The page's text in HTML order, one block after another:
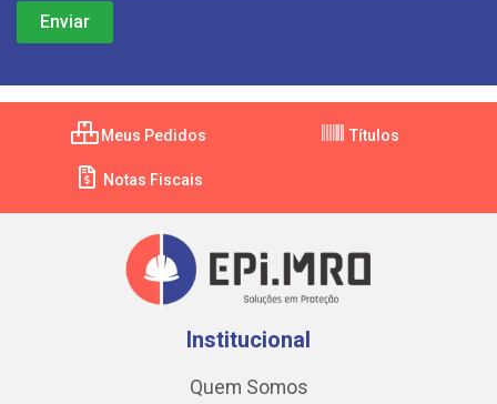
Meus Pedidos Títulos
Notas Fiscais
Institucional
Quem Somos